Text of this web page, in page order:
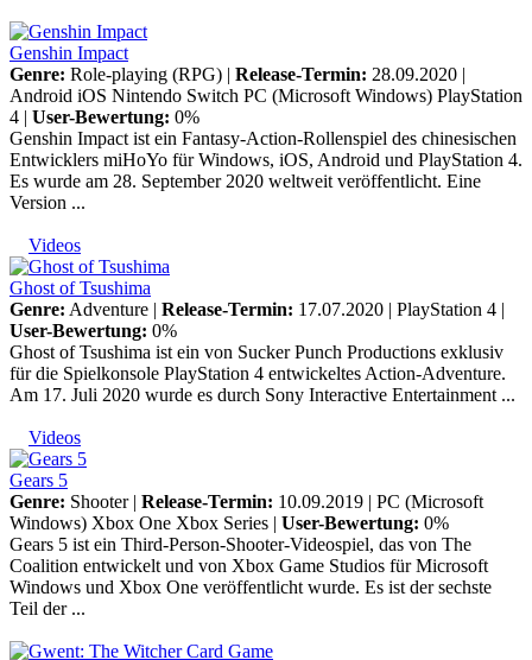
Genshin Impact
Genre: Role-playing (RPG) | Release-Termin: 28.09.2020 |
Android iOS Nintendo Switch PC (Microsoft Windows) PlayStation
4 | User-Bewertung: 0%
Genshin Impact ist ein Fantasy-Action-Rollenspiel des chinesischen
Entwicklers miHoYo für Windows, iOS, Android und PlayStation 4.
Es wurde am 28. September 2020 weltweit veröffentlicht. Eine
Version ...
Videos
Ghost of Tsushima
Genre: Adventure | Release-Termin: 17.07.2020 | PlayStation 4 |
User-Bewertung: 0%
Ghost of Tsushima ist ein von Sucker Punch Productions exklusiv
für die Spielkonsole PlayStation 4 entwickeltes Action-Adventure.
Am 17. Juli 2020 wurde es durch Sony Interactive Entertainment ...
Videos
Gears 5
Genre: Shooter | Release-Termin: 10.09.2019 | PC (Microsoft
Windows) Xbox One Xbox Series | User-Bewertung: 0%
Gears 5 ist ein Third-Person-Shooter-Videospiel, das von The
Coalition entwickelt und von Xbox Game Studios für Microsoft
Windows und Xbox One veröffentlicht wurde. Es ist der sechste
Teil der ...